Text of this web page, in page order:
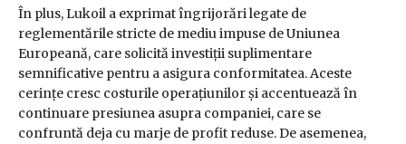
În plus, Lukoil a exprimat îngrijorări legate de
reglementările stricte de mediu impuse de Uniunea
Europeană, care solicită investiții suplimentare
semnificative pentru a asigura conformitatea. Aceste
cerințe cresc costurile operațiunilor și accentuează în
continuare presiunea asupra companiei, care se
confruntă deja cu marje de profit reduse. De asemenea,